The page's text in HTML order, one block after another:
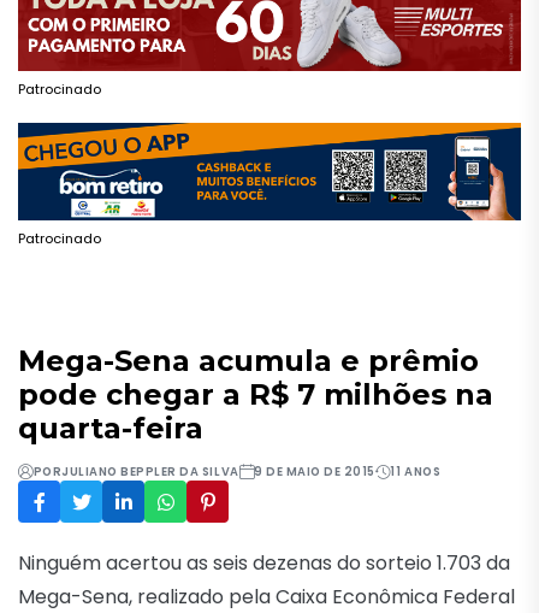
Patrocinado
Patrocinado
Mega-Sena acumula e prêmio
pode chegar a R$ 7 milhões na
quarta-feira
PORJULIANO BEPPLER DA SILVA 9 DE MAIO DE 2015 11 ANOS
Ninguém acertou as seis dezenas do sorteio 1.703 da
Mega-Sena, realizado pela Caixa Econômica Federal